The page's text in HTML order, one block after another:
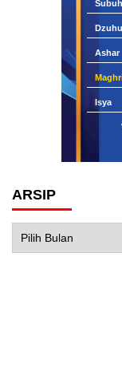
Subuh
Ashar
Isya
ARSIP